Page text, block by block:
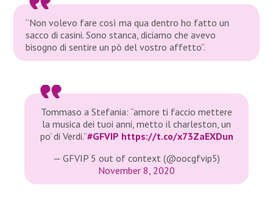
“Non volevo fare così ma qua dentro ho fatto un
sacco di casini. Sono stanca, diciamo che avevo
bisogno di sentire un pò del vostro affetto”.
Tommaso a Stefania: “amore ti faccio mettere
la musica dei tuoi anni, metto il charleston, un
po’ di Verdi.”#GFVIP https://t.co/x73ZaEXDun
— GFVIP 5 out of context (@oocgfvip5)
November 8, 2020